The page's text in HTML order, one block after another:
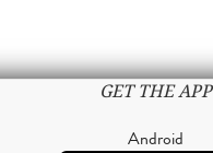
GET THE APP
Android